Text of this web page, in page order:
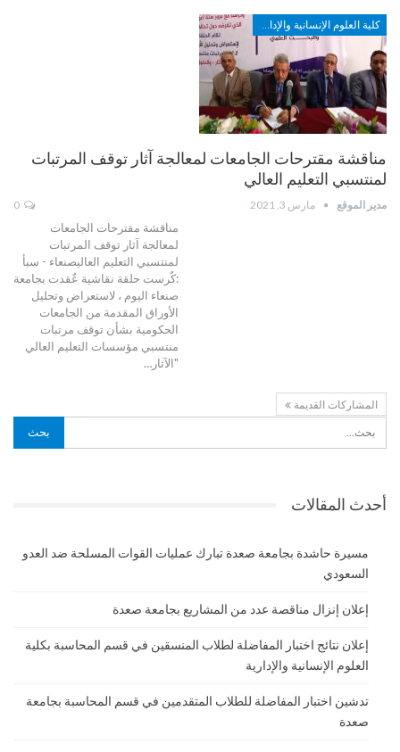
مناقشة مقترحات الجامعات لمعالجة آثار توقف المرتبات
لمنتسبي التعليم العالي
مدير الموقع مارس 3, 2021
مناقشة مقترحات الجامعات
لمعالجة آثار توقف المرتبات
لمنتسبي التعليم العاليصنعاء - سبأ
:كٌرست حلقة نقاشية عٌقدت بجامعة
صنعاء اليوم ، لاستعراض وتحليل
الأوراق المقدمة من الجامعات
الحكومية بشأن توقف مرتبات
منتسبي مؤسسات التعليم العالي
"الآثار …
المشاركات القديمة
أحدث المقالات
مسيرة حاشدة بجامعة صعدة تبارك عمليات القوات المسلحة ضد العدو
السعودي
إعلان إنزال مناقصة عدد من المشاريع بجامعة صعدة
إعلان نتائج اختبار المفاضلة لطلاب المنسقين في قسم المحاسبة بكلية
العلوم الإنسانية والإدارية
تدشين اختبار المفاضلة للطلاب المتقدمين في قسم المحاسبة بجامعة
صعدة